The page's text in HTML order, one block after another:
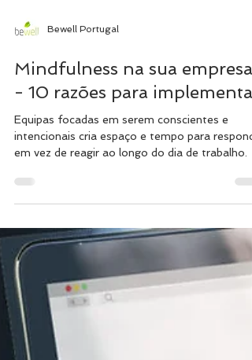
Mindfulness na sua empresa
- 10 razões para
Equipas focadas em serem conscientes e
intencionais cria espaço e tempo para
em vez de reagir ao longo do dia de trabalho.